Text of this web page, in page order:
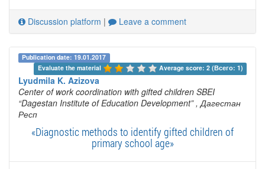
Discussion platform | Leave a comment
Publication date: 19.01.2017
Evaluate the material
Average score: 2 (Всего: 1)
Lyudmila K. Azizova
Center of work coordination with gifted children SBEI
“Dagestan Institute of Education Development” , Дагестан
Респ
«Diagnostic methods to identify gifted children of
primary school age»